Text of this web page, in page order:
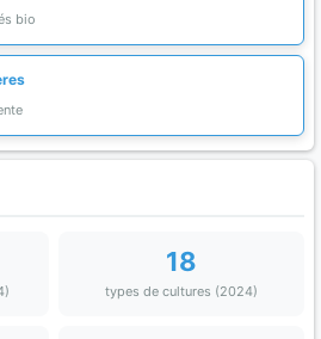
bio
18
types de cultures (2024)